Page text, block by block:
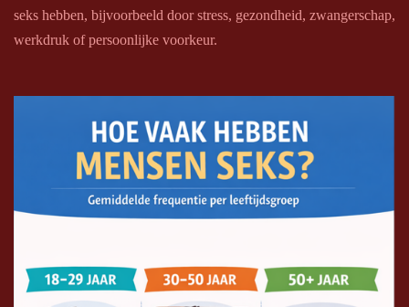
seks hebben, bijvoorbeeld door stress, gezondheid, zwangerschap,
werkdruk of persoonlijke voorkeur.